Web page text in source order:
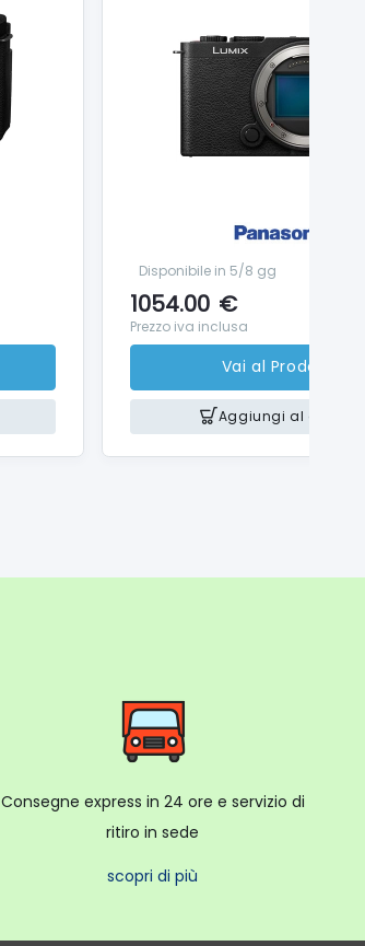
Disponibile in 5/8 gg
1054.00 €
Prezzo iva inclusa
Vai al Prodotto
Aggiungi al carrello
Consegne express in 24 ore e servizio di
ritiro in sede
scopri di più